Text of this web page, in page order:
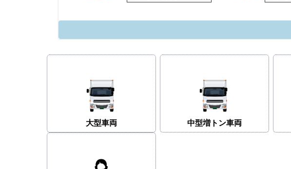
大型車両 中型増トン車両